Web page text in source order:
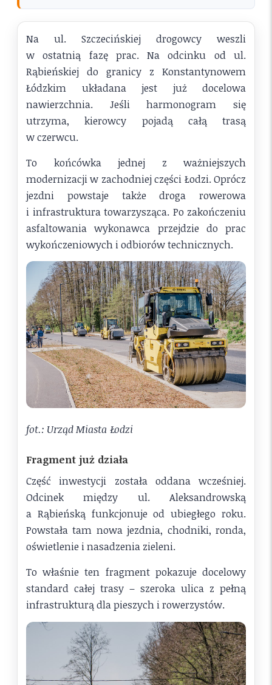
Na ul. Szczecińskiej drogowcy weszli
w ostatnią fazę prac. Na odcinku od ul.
Rąbieńskiej do granicy z Konstantynowem
Łódzkim układana jest już docelowa
nawierzchnia. Jeśli harmonogram się
utrzyma, kierowcy pojadą całą trasą
w czerwcu.
To końcówka jednej z ważniejszych
modernizacji w zachodniej części Łodzi. Oprócz
jezdni powstaje także droga rowerowa
i infrastruktura towarzysząca. Po zakończeniu
asfaltowania wykonawca przejdzie do prac
wykończeniowych i odbiorów technicznych.
fot.: Urząd Miasta Łodzi
Fragment już działa
Część inwestycji została oddana wcześniej.
Odcinek między ul. Aleksandrowską
a Rąbieńską funkcjonuje od ubiegłego roku.
Powstała tam nowa jezdnia, chodniki, ronda,
oświetlenie i nasadzenia zieleni.
To właśnie ten fragment pokazuje docelowy
standard całej trasy – szeroka ulica z pełną
infrastrukturą dla pieszych i rowerzystów.